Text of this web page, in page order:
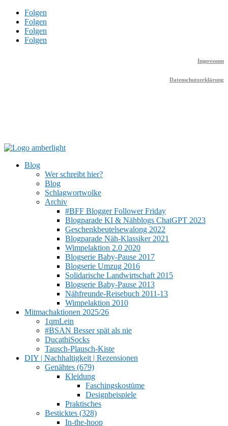
Folgen
Folgen
Folgen
Folgen
Impressum
Datenschutzerklärung
Blog
Wer schreibt hier?
Blog
Schlagwortwolke
Archiv
#BFF Blogger Follower Friday
Blogparade KI & Nähblogs ChatGPT 2023
Geschenkbeutelsewalong 2022
Blogparade Näh-Klassiker 2021
Wimpelaktion 2.0 2020
Blogserie Baby-Pause 2017
Blogserie Umzug 2016
Solidarische Landwirtschaft 2015
Blogserie Baby-Pause 2013
Nähfreunde-Reisebuch 2011-13
Wimpelaktion 2010
Mitmachaktionen 2025/26
1qmLein
#BSAN Besser spät als nie
DucathiSocks
Tausch-Plausch-Kiste
DIY | Nachhaltigkeit | Rezensionen
Genähtes (679)
Kleidung
Faschingskostüme
Designbeispiele
Praktisches
Besticktes (328)
In-the-hoop